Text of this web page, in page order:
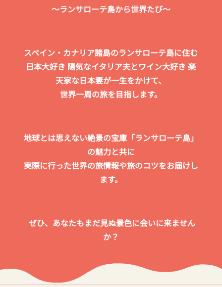
～ランサローテ島から世界たび～
スペイン・カナリア諸島のランサローテ島に住む
日本大好き 陽気なイタリア夫とワイン大好き 楽
天家な日本妻が一生をかけて、
世界一周の旅を目指します。
地球とは思えない絶景の宝庫「ランサローテ島」
の魅力と共に
実際に行った世界の旅情報や旅のコツをお届けし
ます。
ぜひ、あなたもまだ見ぬ景色に会いに来ません
か？